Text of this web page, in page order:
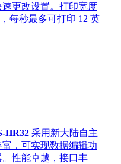
更改设置。打印宽度
每秒最多可打印 12 英
HR32 采用新大陆自主
，可实现数据编辑功
性能卓越，接口丰